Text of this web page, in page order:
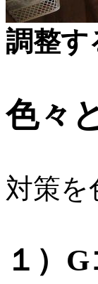
調整す
色々
対策を
１）